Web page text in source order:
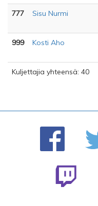
777 Sisu Nurmi
999 Kosti Aho
Kuljettajia yhteensä: 40